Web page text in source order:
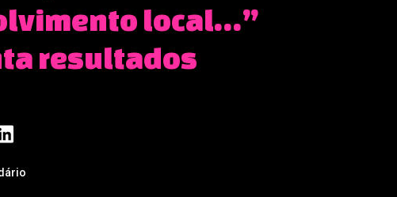
local…”
resultados